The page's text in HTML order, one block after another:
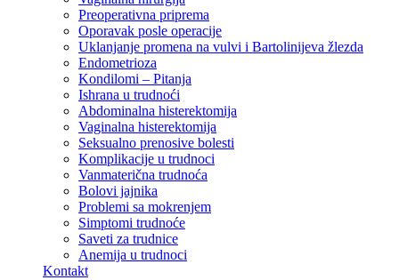
Preoperativna priprema
Oporavak posle operacije
Uklanjanje promena na vulvi i Bartolinijeva žlezda
Endometrioza
Kondilomi – Pitanja
Ishrana u trudnoći
Abdominalna histerektomija
Vaginalna histerektomija
Seksualno prenosive bolesti
Komplikacije u trudnoci
Vanmaterična trudnoća
Bolovi jajnika
Problemi sa mokrenjem
Simptomi trudnoće
Saveti za trudnice
Anemija u trudnoci
Kontakt